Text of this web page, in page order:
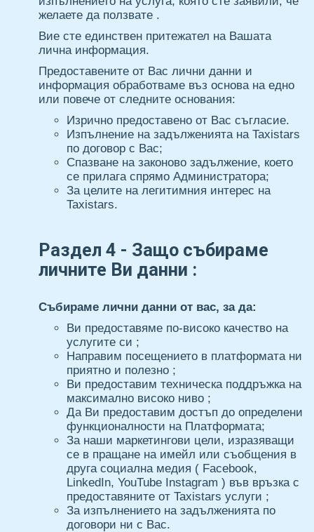
желаете да ползвате .
Вие сте единствен притежател на Вашата
лична информация.
Предоставените от Вас лични данни и
информация обработваме въз основа на едно
или повече от следните основания:
Изрично предоставено от Вас съгласие.
Изпълнение на задълженията на Taxistars
по договор с Вас;
Спазване на законово задължение, което
се прилага спрямо Администратора;
За целите на легитимния интерес на
Taxistars.
Раздел 4 - Защо събираме
личните Ви данни :
Събираме лични данни от вас, за да:
Ви предоставяме по-високо качество на
услугите си ;
Направим посещението в платформата ни
приятно и полезно ;
Ви предоставим техническа поддръжка на
максимално високо ниво ;
Да Ви предоставим достъп до определени
функционалности на Платформата;
За наши маркетингови цели, изразяващи
се в пращане на имейл или съобщения в
друга социална медия ( Facebook,
LinkedIn, YouTube Instagram ) във връзка с
предоставяните от Taxistars услуги ;
За изпълнението на задълженията по
договори ни с Вас.